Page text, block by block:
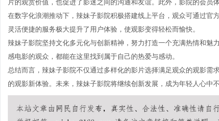
片的观赏价值，也促进了影迷之间的沟通和友谊。此外，影院的会员
在数字化浪潮推动下，辣妹子影院积极搭建线上平台，观众可通过官
灵活便捷的服务极大提升了用户体验，使观影变得轻松而愉快。
辣妹子影院坚持文化多元化与创新精神，努力打造一个充满热情和魅
感电影的观众，都能在这里找到属于自己的热爱与感动。
总结而言，辣妹子影院不仅通过多样化的影片选择满足观众的观影
的观影新体验。未来，辣妹子影院将继续创新发展，成为年轻人心中